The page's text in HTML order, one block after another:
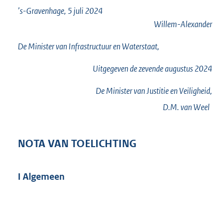
’s-Gravenhage, 5 juli 2024
Willem-Alexander
De Minister van Infrastructuur en Waterstaat,
Uitgegeven dezevendeaugustus 2024
De Minister van Justitie en Veiligheid,
D.M. vanWeel
NOTA VAN TOELICHTING
I Algemeen